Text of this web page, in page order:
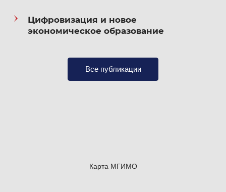
2026 — ФГАНУ «Центр социологических
процессов в образовательной организации
высшего образования.
Цифровизация и новое
экономическое образование
Все публикации
Карта МГИМО